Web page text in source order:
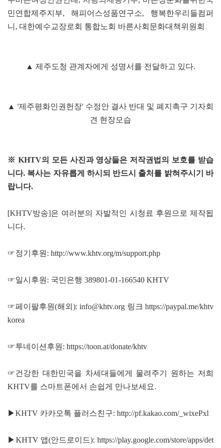
민연합제주지부, 해피어스성품연구소, 행복한우리들컴퍼
니, 대한예수교장로회 통합노회 바른사회문화대책위원회
▲ 제주도청 관계자에게 성명서를 전달하고 있다.
▲ '제주평화인권헌장' 수정안 결사 반대 및 폐지촉구 기자회
견 현장모습
※ KHTV의 모든 사진과 영상들은 저작권법의 보호를 받습
니다. 복사는 자유롭게 하시되 반드시 출처를 밝혀주시기 바
랍니다.
[KHTV방송]은 여러분의 자발적인 시청료 후원으로 제작됩
니다.
☞정기후원: http://www.khtv.org/m/support.php
☞일시후원: 국민은행 389801-01-166540 KHTV
☞페이팔후원(해외): info@khtv.org 링크 https://paypal.me/khtv
korea
☞투네이션후원: https://toon.at/donate/khtv
☞건강한 대한민국을 차세대들에게 물려주기 원하는 저희
KHTV를 스마트폰에서 손쉽게 만나보세요.
▶KHTV 카카오톡 플러스친구: http://pf.kakao.com/_wixePxl
▶KHTV 앱(안드로이드): https://play.google.com/store/apps/det